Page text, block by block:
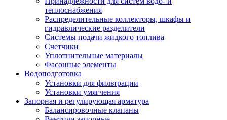
теплоснабжения
Распределительные коллекторы, шкафы и
гидравлические разделители
Системы подачи жидкого топлива
Счетчики
Уплотнительные материалы
Фасонные элементы
Водоподготовка
Установки для фильтрации
Установки умягчения
Запорная и регулирующая арматура
Балансировочные клапаны